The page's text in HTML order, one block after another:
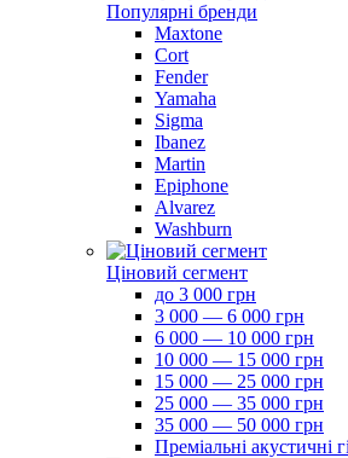
Популярні бренди
Maxtone
Cort
Fender
Yamaha
Sigma
Ibanez
Martin
Epiphone
Alvarez
Washburn
Ціновий сегмент
до 3 000 грн
3 000 — 6 000 грн
6 000 — 10 000 грн
10 000 — 15 000 грн
15 000 — 25 000 грн
25 000 — 35 000 грн
35 000 — 50 000 грн
Преміальні акустичні